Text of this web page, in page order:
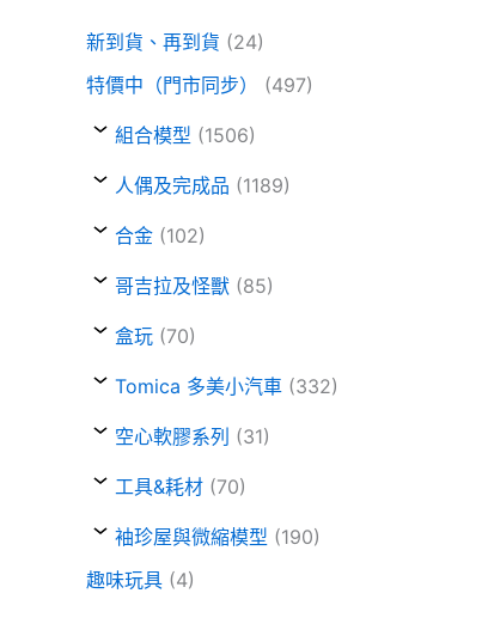
新到貨、再到貨 (24)
特價中（門市同步）
(497)
組合模型 (1506)
人偶及完成品 (1189)
合金 (102)
哥吉拉及怪獸 (85)
盒玩 (70)
Tomica 多美小汽車 (332)
空心軟膠系列 (31)
工具&耗材 (70)
袖珍屋與微縮模型 (190)
趣味玩具 (4)